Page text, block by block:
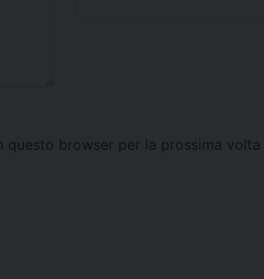
questo browser per la prossima